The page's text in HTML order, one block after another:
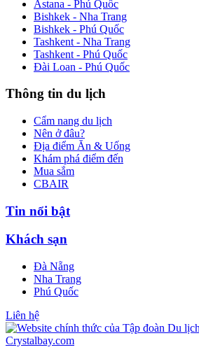
Astana - Phú Quốc
Bishkek - Nha Trang
Bishkek - Phú Quốc
Tashkent - Nha Trang
Tashkent - Phú Quốc
Đài Loan - Phú Quốc
Thông tin du lịch
Cẩm nang du lịch
Nên ở đâu?
Địa điểm Ăn & Uống
Khám phá điểm đến
Mua sắm
CBAIR
Tin nổi bật
Khách sạn
Đà Nẵng
Nha Trang
Phú Quốc
Liên hệ